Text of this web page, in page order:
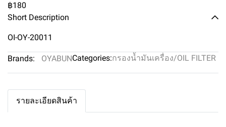
฿180
Short Description
OI-OY-20011
Brands: OYABUNCategories:กรองน้ำมันเครื่อง/OIL FILTER
รายละเอียดสินค้า